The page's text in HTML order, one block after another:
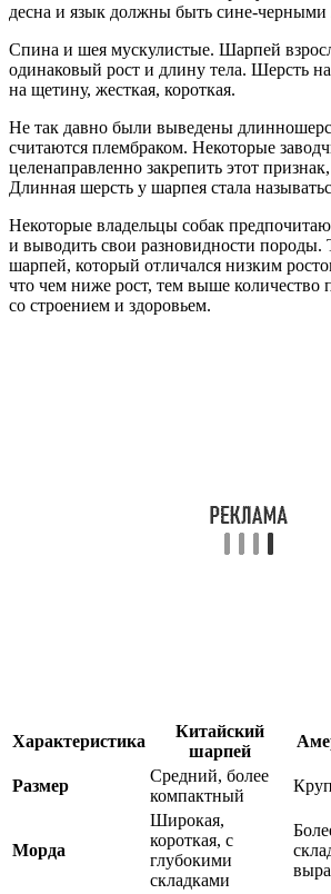
десна и язык должны быть сине-
Спина и шея мускулистые. Шарпей
одинаковый рост и длину тела. Шерсть
на щетину, жесткая, короткая.
Не так давно были выведены
считаются плембраком. Некоторые
целенаправленно закрепить этот
Длинная шерсть у шарпея стала
Некоторые владельцы собак
и выводить свои разновидности породы.
шарпей, который отличался низким
что чем ниже рост, тем выше количество
со строением и здоровьем.
Характеристика
Китайский
шарпей
Размер
Средний, более
компактный
Морда
Широкая,
короткая, с
глубокими
складками